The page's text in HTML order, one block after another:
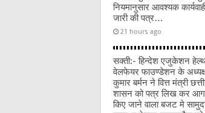
नियमानुसार आवश्यक
जारी की पत्र…
21 hours ago
सक्ती:- हिन्देश एजुकेशन
वेलफेयर फाउण्डेशन के
कुमार बर्मन ने वित्त मंत्री
शासन को पत्र लिख कर
किए जाने वाला बजट मे